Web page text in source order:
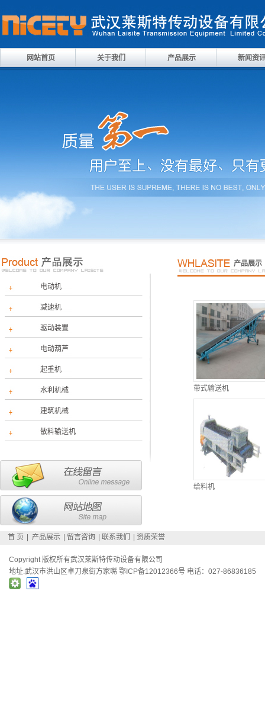
网站首页 关于我们 产品展示 新闻资
电动机
减速机
驱动装置
电动葫芦
起重机
水利机械
建筑机械
散料输送机
产品展示
带式输送机
给料机
首 页 产品展示 留言咨询 联系我们 资质荣誉
Copyright 版权所有武汉莱斯特传动设备有限公司
地址:武汉市洪山区卓刀泉街方家嘴 鄂ICP备12012366号 电话：027-86836185